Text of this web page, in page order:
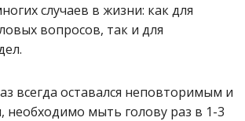
случаев в жизни: как для
вопросов, так и для
всегда оставался неповторимым и
необходимо мыть голову раз в 1-3